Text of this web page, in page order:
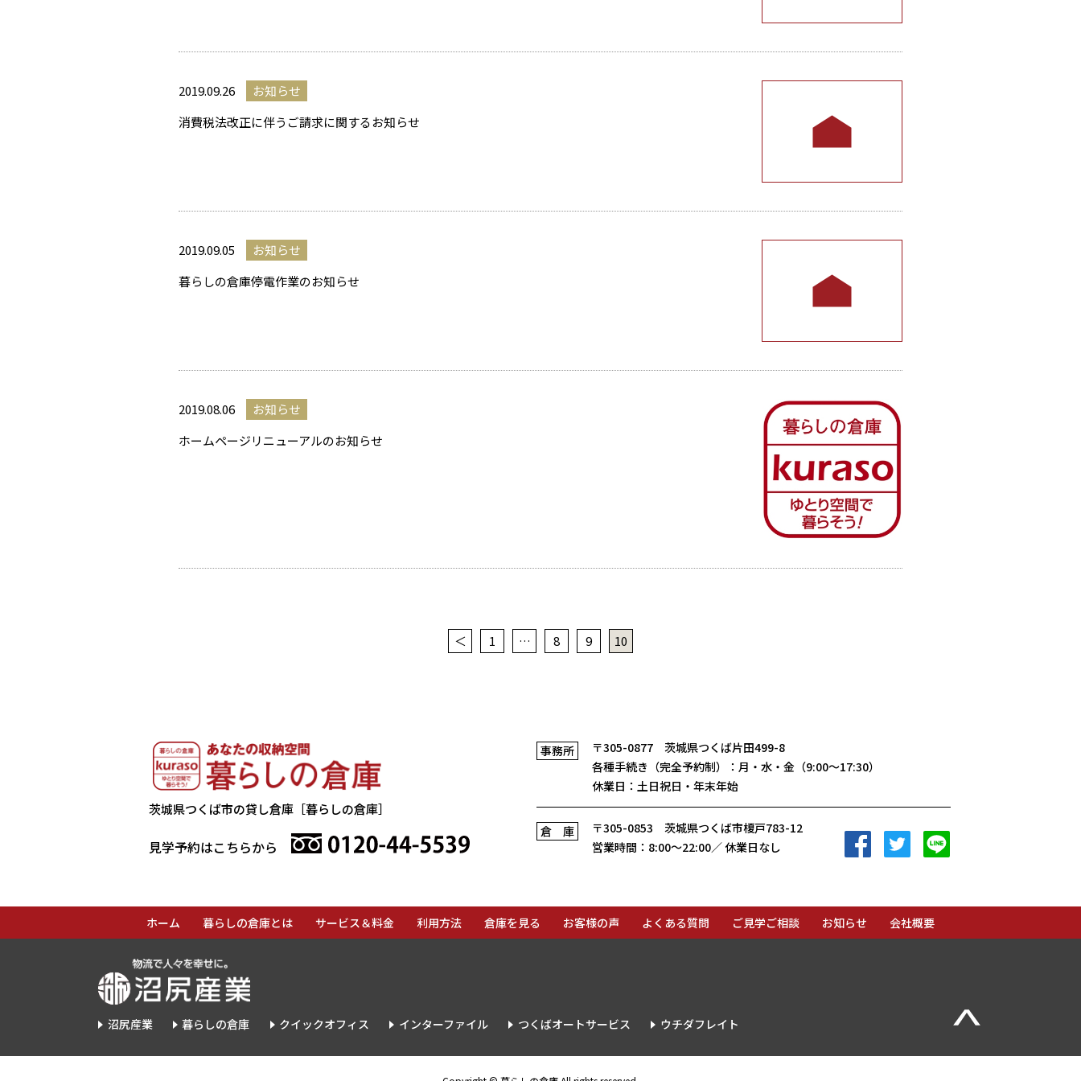
2019.09.26
お知らせ
消費税法改正に伴うご請求に関するお知らせ
2019.09.05
お知らせ
暮らしの倉庫停電作業のお知らせ
2019.08.06
お知らせ
ホームページリニューアルのお知らせ
＜ 1 … 8 9 10
茨城県つくば市の貸し倉庫 ［暮らしの倉庫］
見学予約はこちらから フリーダイヤル
事務所 〒305-0877 茨城県つくば片田499-8
各種手続き（完全予約制）： 月・水・金（9:00〜17:30）
休業日：土日祝日・年末年始
倉庫 〒305-0853 茨城県つくば市榎戸783-12
営業時間：8:00〜22:00／ 休業日なし
facebookへ移動
Twitterへ移動
ホーム 暮らしの倉庫とは サービス＆料金 利用方法 倉庫を見る お客様の声 よくある質問 ご見学ご相談 お知らせ 会社概要
沼尻産業 暮らしの倉庫 クイックオフィス インターファイル つくばオートサービス ウチダフレイト